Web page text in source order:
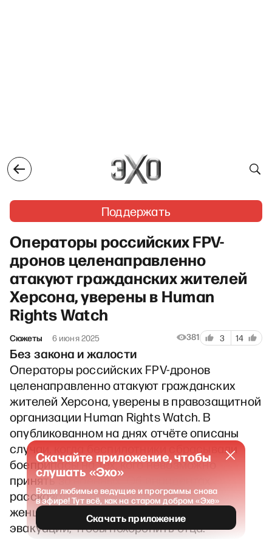
Поддержать
Операторы российских FPV-
дронов целенаправленно
атакуют гражданских жителей
Херсона, уверены в Human
Rights Watch
Сюжеты 6 июня 2025 381 3 14
Без закона и жалости
Операторы российских FPV-дронов
целенаправленно атакуют гражданских
жителей Херсона, уверены в правозащитной
организации Human Rights Watch. В
опубликованном на днях отчёте описаны
случаи, когда беспилотники сбрасывали
боеприпасы на тех, кого невозможно
принять за военных. Об инцидентах
рассказали выжившие. Среди них —
женщина, приехавшая в родной город из
эвакуации, чтобы похоронить отца.
Скачайте приложение, чтобы
слушать «Эхо»
Ваши любимые ведущие и программы снова
в эфире! Тут всё, как на старом добром «Эхе»
Скачать приложение